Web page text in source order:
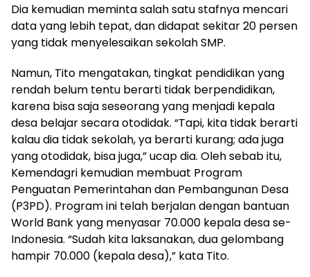
Dia kemudian meminta salah satu stafnya mencari
data yang lebih tepat, dan didapat sekitar 20 persen
yang tidak menyelesaikan sekolah SMP.
Namun, Tito mengatakan, tingkat pendidikan yang
rendah belum tentu berarti tidak berpendidikan,
karena bisa saja seseorang yang menjadi kepala
desa belajar secara otodidak. “Tapi, kita tidak berarti
kalau dia tidak sekolah, ya berarti kurang; ada juga
yang otodidak, bisa juga,” ucap dia. Oleh sebab itu,
Kemendagri kemudian membuat Program
Penguatan Pemerintahan dan Pembangunan Desa
(P3PD). Program ini telah berjalan dengan bantuan
World Bank yang menyasar 70.000 kepala desa se-
Indonesia. “Sudah kita laksanakan, dua gelombang
hampir 70.000 (kepala desa),” kata Tito.